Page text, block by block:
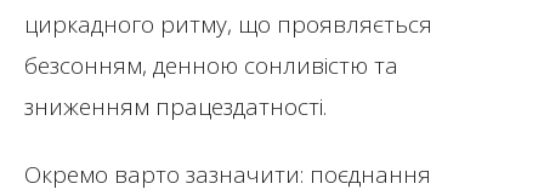
циркадного ритму, що проявляється
безсонням, денною сонливістю та
зниженням працездатності.
Окремо варто зазначити: поєднання